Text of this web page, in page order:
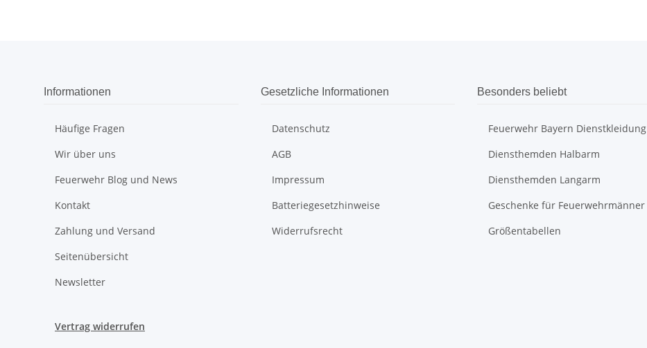
Informationen
Häufige Fragen
Wir über uns
Feuerwehr Blog und News
Kontakt
Zahlung und Versand
Seitenübersicht
Newsletter
Gesetzliche Informationen
Datenschutz
AGB
Impressum
Batteriegesetzhinweise
Widerrufsrecht
Besonders beliebt
Feuerwehr Bayern Dienstkleidung
Diensthemden Halbarm
Diensthemden Langarm
Geschenke für Feuerwehrmänner
Größentabellen
Vertrag widerrufen